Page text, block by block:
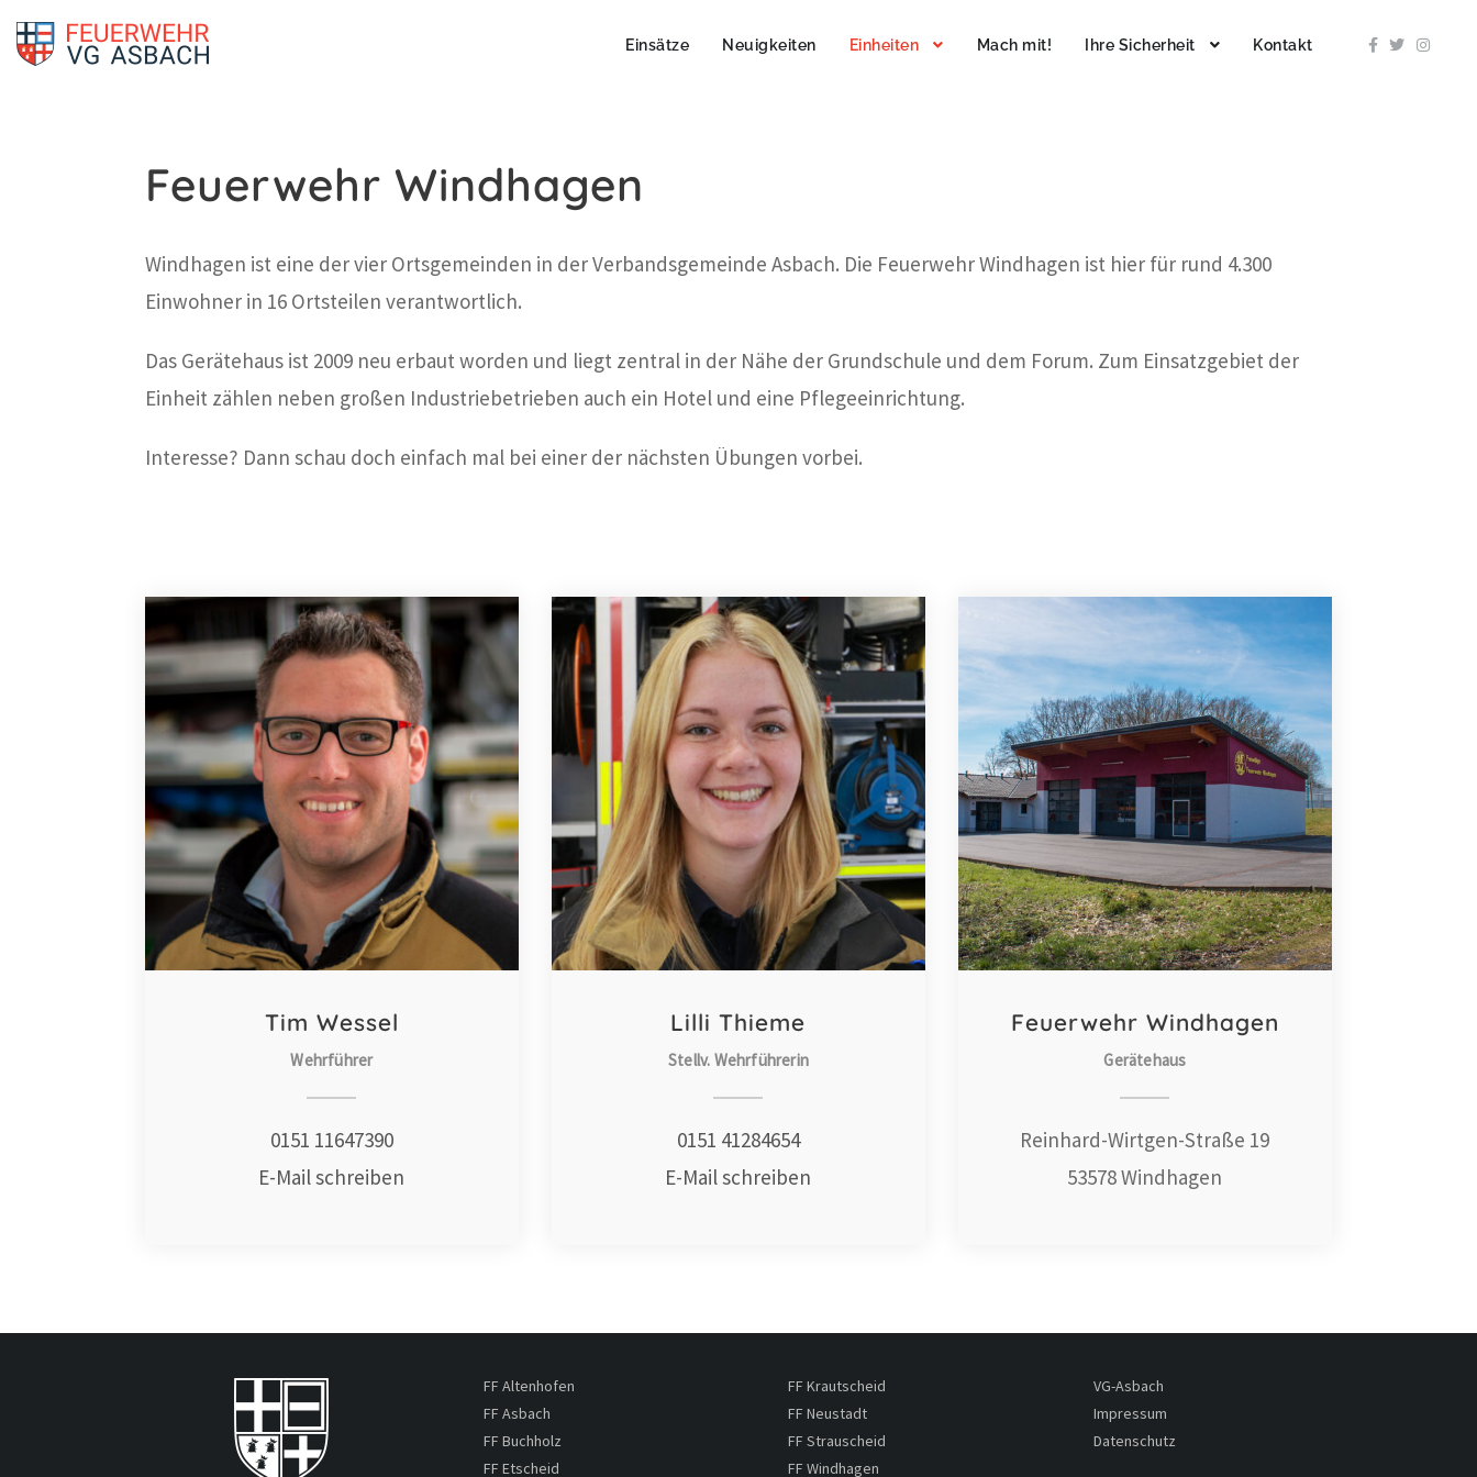
Einsätze Neuigkeiten Einheiten Mach mit! Ihre Sicherheit Kontakt
Feuerwehr Windhagen
Windhagen ist eine der vier Ortsgemeinden in der Verbandsgemeinde Asbach. Die Feuerwehr Windhagen ist hier für rund 4.300
Einwohner in 16 Ortsteilen verantwortlich.
Das Gerätehaus ist 2009 neu erbaut worden und liegt zentral in der Nähe der Grundschule und dem Forum. Zum Einsatzgebiet der
Einheit zählen neben großen Industriebetrieben auch ein Hotel und eine Pflegeeinrichtung.
Interesse? Dann schau doch einfach mal bei einer der nächsten Übungen vorbei.
Tim Wessel
Wehrführer
0151 11647390
E-Mail schreiben
Lilli Thieme
Stellv. Wehrführerin
0151 41284654
E-Mail schreiben
Feuerwehr Windhagen
Gerätehaus
Reinhard-Wirtgen-Straße 19
53578 Windhagen
FF Altenhofen
FF Asbach
FF Buchholz
FF Etscheid
FF Krautscheid
FF Neustadt
FF Strauscheid
FF Windhagen
VG-Asbach
Impressum
Datenschutz